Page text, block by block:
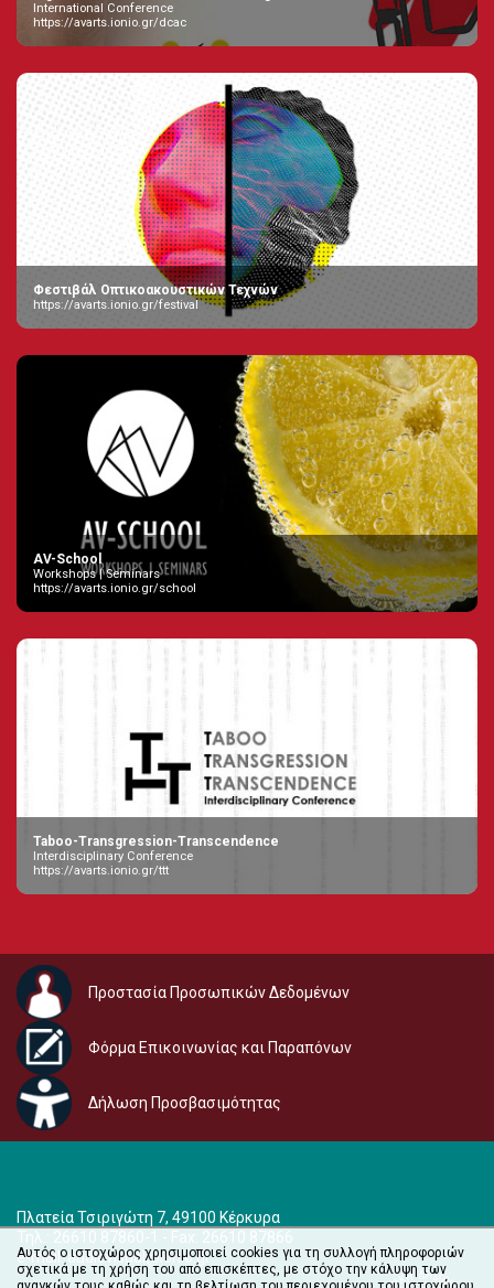
International Conference
https://avarts.ionio.gr/dcac
Φεστιβάλ Οπτικοακουστικών Τεχνών
https://avarts.ionio.gr/festival
AV-School
Workshops | Seminars
https://avarts.ionio.gr/school
Taboo-Transgression-Transcendence
Interdisciplinary Conference
https://avarts.ionio.gr/ttt
Προστασία Προσωπικών Δεδομένων
Φόρμα Επικοινωνίας και Παραπόνων
Δήλωση Προσβασιμότητας
Πλατεία Τσιριγώτη 7, 49100 Κέρκυρα
Τηλ.: 26610 87860-1 - Fax: 26610 87866
e-mail:audiovisual@ionio.gr
Αυτός ο ιστοχώρος χρησιμοποιεί cookies για τη συλλογή πληροφοριών
σχετικά με τη χρήση του από επισκέπτες, με στόχο την κάλυψη των